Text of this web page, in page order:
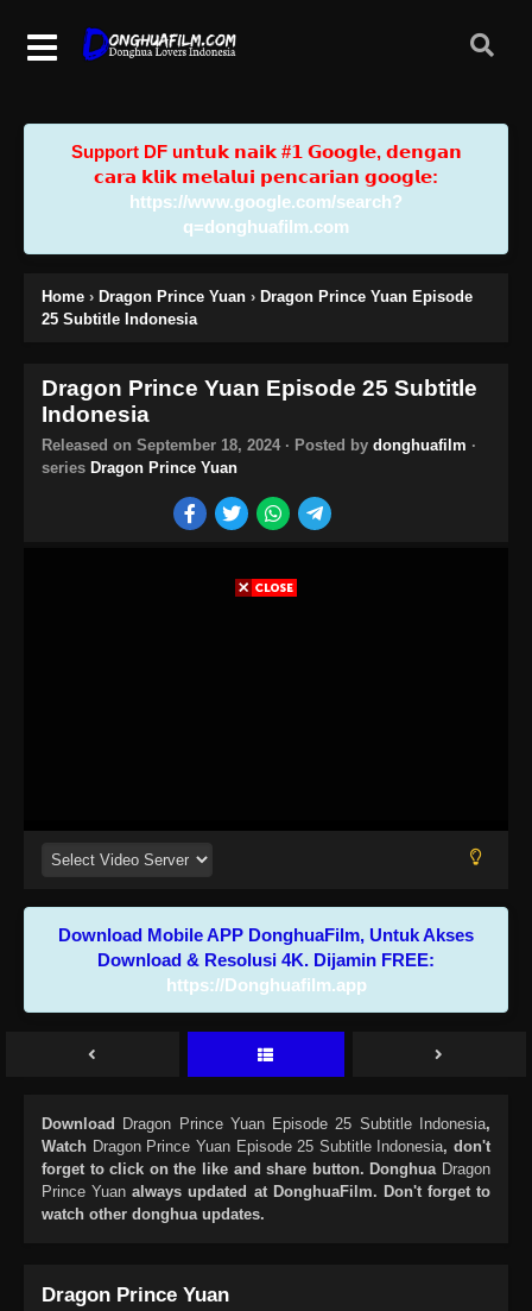
Support DF u𝗻𝘁𝘂𝗸 𝗻𝗮𝗶𝗸 #𝟭 𝗚𝗼𝗼𝗴𝗹𝗲, 𝗱𝗲𝗻𝗴𝗮𝗻
𝗰𝗮𝗿𝗮 𝗸𝗹𝗶𝗸 𝗺𝗲𝗹𝗮𝗹𝘂𝗶 𝗽𝗲𝗻𝗰𝗮𝗿𝗶𝗮𝗻 𝗴𝗼𝗼𝗴𝗹𝗲:
https://www.google.com/search?
q=donghuafilm.com
Home › Dragon Prince Yuan › Dragon Prince Yuan Episode
25 Subtitle Indonesia
Dragon Prince Yuan Episode 25 Subtitle
Indonesia
Released on September 18, 2024 · Posted by donghuafilm ·
series Dragon Prince Yuan
Download Mobile APP DonghuaFilm, Untuk Akses
Download & Resolusi 4K. Dijamin FREE:
https://Donghuafilm.app
Download Dragon Prince Yuan Episode 25 Subtitle Indonesia,
Watch Dragon Prince Yuan Episode 25 Subtitle Indonesia, don't
forget to click on the like and share button. Donghua Dragon
Prince Yuan always updated at DonghuaFilm. Don't forget to
watch other donghua updates.
Dragon Prince Yuan